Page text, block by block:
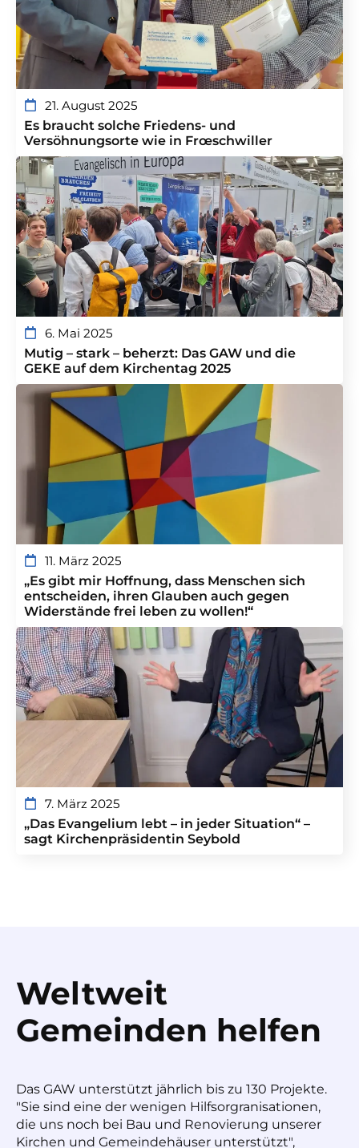
21. August 2025
Es braucht solche Friedens- und
Versöhnungsorte wie in Frœschwiller
6. Mai 2025
Mutig – stark – beherzt: Das GAW und die
GEKE auf dem Kirchentag 2025
11. März 2025
„Es gibt mir Hoffnung, dass Menschen sich
entscheiden, ihren Glauben auch gegen
Widerstände frei leben zu wollen!“
7. März 2025
„Das Evangelium lebt – in jeder Situation“ –
sagt Kirchenpräsidentin Seybold
Weltweit
Gemeinden helfen
Das GAW unterstützt jährlich bis zu 130 Projekte.
"Sie sind eine der wenigen Hilfsorgranisationen,
die uns noch bei Bau und Renovierung unserer
Kirchen und Gemeindehäuser unterstützt",